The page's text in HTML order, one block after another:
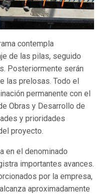
contempla
de las pilas, seguido
Posteriormente serán
las prelosas. Todo el
permanente con el
Obras y Desarrollo de
y prioridades
proyecto.
en el denominado
importantes avances.
por la empresa,
aproximadamente